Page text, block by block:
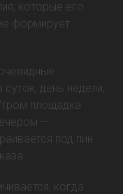
которые его
формирует
день недели,
площадка
—
под пин
когда